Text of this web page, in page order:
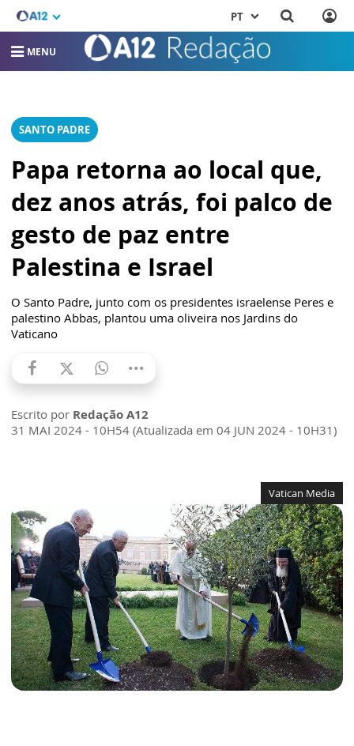
PT
MENU
SANTO PADRE
Papa retorna ao local que,
dez anos atrás, foi palco de
gesto de paz entre
Palestina e Israel
O Santo Padre, junto com os presidentes israelense Peres e
palestino Abbas, plantou uma oliveira nos Jardins do
Vaticano
Escrito por Redação A12
31 MAI 2024 - 10H54 (Atualizada em 04 JUN 2024 - 10H31)
Vatican Media